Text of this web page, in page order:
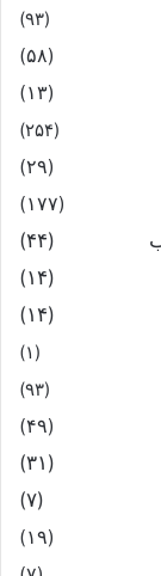
(۹۳)
(۵۸)
(۱۳)
(۲۵۴)
(۲۹)
(۱۷۷)
(۴۴)
(۱۴)
(۱۴)
(۱)
(۹۳)
(۴۹)
(۳۱)
(۷)
(۱۹)